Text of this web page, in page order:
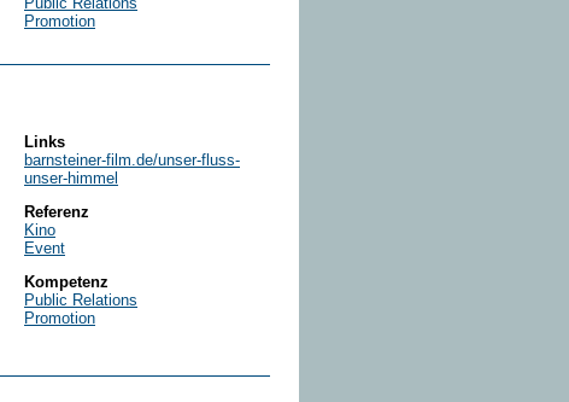
Promotion
Links
barnsteiner-film.de/unser-fluss-
unser-himmel
Referenz
Kino
Event
Kompetenz
Public Relations
Promotion